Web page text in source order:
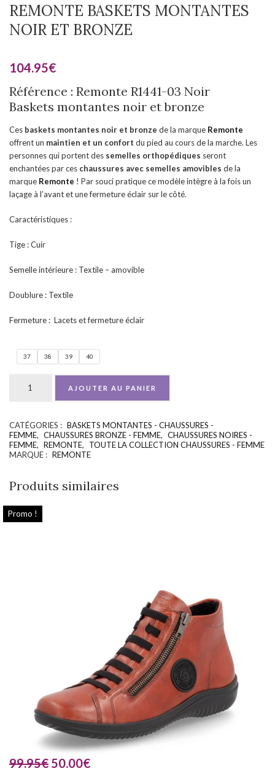
REMONTE BASKETS MONTANTES
NOIR ET BRONZE
104.95€
Référence : Remonte R1441-03 Noir
Baskets montantes noir et bronze
Ces baskets montantes noir et bronze de la marque Remonte
offrent un maintien et un confort du pied au cours de la marche. Les
personnes qui portent des semelles orthopédiques seront
enchantées par ces chaussures avec semelles amovibles de la
marque Remonte ! Par souci pratique ce modèle intègre à la fois un
laçage à l’avant et une fermeture éclair sur le côté.
Caractéristiques :
Tige : Cuir
Semelle intérieure : Textile – amovible
Doublure : Textile
Fermeture : Lacets et fermeture éclair
37 38 39 40
AJOUTER AU PANIER
CATÉGORIES : BASKETS MONTANTES - CHAUSSURES -
FEMME, CHAUSSURES BRONZE - FEMME, CHAUSSURES NOIRES -
FEMME, REMONTE,
TOUTE LA COLLECTION CHAUSSURES - FEMME
MARQUE : REMONTE
Produits similaires
Promo !
99.95€ 50.00€